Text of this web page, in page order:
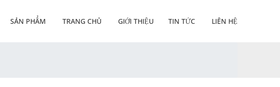
SẢN PHẨM TRANG CHỦ GIỚI THIỆU TIN TỨC LIÊN HỆ